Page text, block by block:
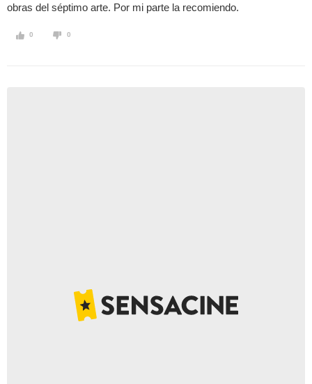
obras del séptimo arte. Por mi parte la recomiendo.
0 0